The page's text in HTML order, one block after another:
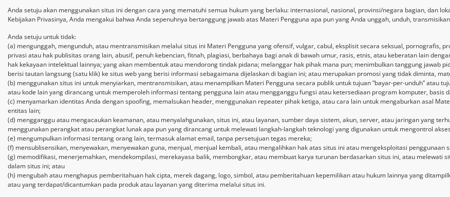
Anda setuju akan menggunakan situs ini dengan cara yang mematuhi semua hukum yang berlaku: internasional, nasional, provinsi/negara bagian, dan
Kebijakan Privasinya, Anda mengakui bahwa Anda sepenuhnya bertanggung jawab atas Materi Pengguna apa pun yang Anda unggah, unduh,
Anda setuju untuk tidak:
(a) mengunggah, mengunduh, atau mentransmisikan melalui situs ini Materi Pengguna yang ofensif, vulgar, cabul, eksplisit secara seksual, pornografis,
privasi atau hak publisitas orang lain, abusif, penuh kebencian, fitnah, plagiasi, berbahaya bagi anak di bawah umur, rasis, etnis, atau keberatan lain
hak kekayaan intelektual lainnya; yang akan membentuk atau mendorong tindak pidana; melanggar hak pihak mana pun; menimbulkan tanggung jawab
berisi tautan langsung (satu klik) ke situs web yang berisi informasi sebagaimana dijelaskan di bagian ini; atau merupakan promosi yang tidak diminta,
(b) menggunakan situs ini untuk menyiarkan, mentransmisikan, atau menampilkan Materi Pengguna secara publik untuk tujuan “bayar-per-unduh” atau
atau kode lain yang dirancang untuk memperoleh informasi tentang pengguna lain atau mengganggu fungsi atau ketersediaan program komputer, basis
(c) menyamarkan identitas Anda dengan spoofing, memalsukan header, menggunakan repeater pihak ketiga, atau cara lain untuk mengaburkan asal
entitas lain;
(d) mengganggu atau mengacaukan keamanan, atau menyalahgunakan, situs ini, atau layanan, sumber daya sistem, akun, server, atau jaringan yang
menggunakan perangkat atau perangkat lunak apa pun yang dirancang untuk melewati langkah-langkah teknologi yang digunakan untuk mengontrol
(e) mengumpulkan informasi tentang orang lain, termasuk alamat email, tanpa persetujuan tegas mereka;
(f) mensublisensikan, menyewakan, menyewakan guna, menjual, menjual kembali, atau mengalihkan hak atas situs ini atau mengeksploitasi penggunaan
(g) memodifikasi, menerjemahkan, mendekompilasi, merekayasa balik, membongkar, atau membuat karya turunan berdasarkan situs ini, atau melewati
dalam situs ini; atau
(h) mengubah atau menghapus pemberitahuan hak cipta, merek dagang, logo, simbol, atau pemberitahuan kepemilikan atau hukum lainnya yang
atau yang terdapat/dicantumkan pada produk atau layanan yang diterima melalui situs ini.